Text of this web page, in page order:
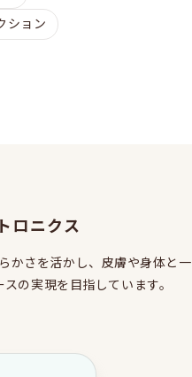
ション
ロニクス
かさを活かし、皮膚や身体と一
の実現を目指しています。